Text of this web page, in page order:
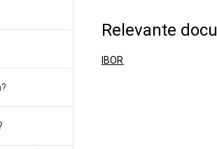
Relevante
IBOR